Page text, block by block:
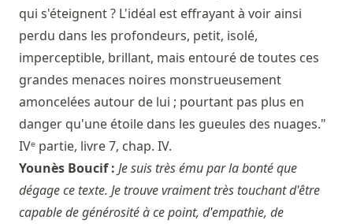
qui s'éteignent ? L'idéal est effrayant à voir ainsi
perdu dans les profondeurs, petit, isolé,
imperceptible, brillant, mais entouré de toutes ces
grandes menaces noires monstrueusement
amoncelées autour de lui ; pourtant pas plus en
danger qu'une étoile dans les gueules des nuages."
IVᵉ partie, livre 7, chap. IV.
Younès Boucif : Je suis très ému par la bonté que
dégage ce texte. Je trouve vraiment très touchant d'être
capable de générosité à ce point, d'empathie, de